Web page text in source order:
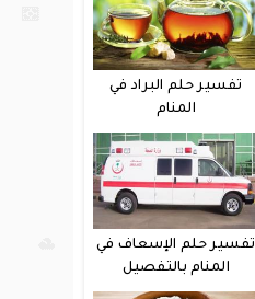
تفسير حلم البراد في
المنام
تفسير حلم الإسعاف في
المنام بالتفصيل